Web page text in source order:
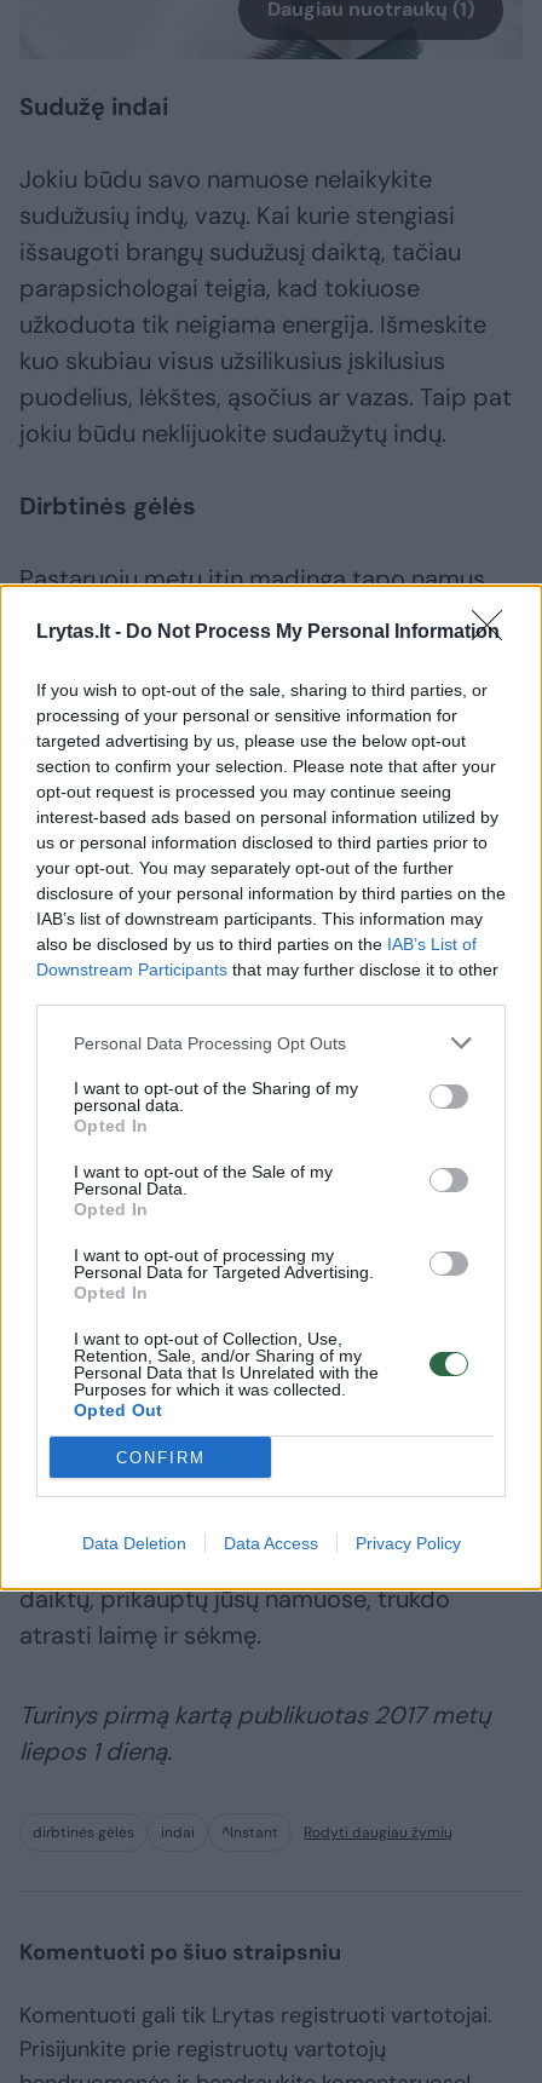
Lrytas.lt - Do Not Process My Personal Information
If you wish to opt-out of the sale, sharing to third parties, or
processing of your personal or sensitive information for
targeted advertising by us, please use the below opt-out
section to confirm your selection. Please note that after your
opt-out request is processed you may continue seeing
interest-based ads based on personal information utilized by
us or personal information disclosed to third parties prior to
your opt-out. You may separately opt-out of the further
disclosure of your personal information by third parties on the
IAB’s list of downstream participants. This information may
also be disclosed by us to third parties on the IAB’s List of
Downstream Participants that may further disclose it to other
Personal Data Processing Opt Outs
I want to opt-out of the Sharing of my
personal data.
Opted In
I want to opt-out of the Sale of my
Personal Data.
Opted In
I want to opt-out of processing my
Personal Data for Targeted Advertising.
Opted In
I want to opt-out of Collection, Use,
Retention, Sale, and/or Sharing of my
Personal Data that Is Unrelated with the
Purposes for which it was collected.
Opted Out
CONFIRM
Data Deletion Data Access Privacy Policy
Daugiau nuotraukų (1)
Sudužę indai
Jokiu būdu savo namuose nelaikykite
sudužusių indų, vazų. Kai kurie stengiasi
išsaugoti brangų sudužusį daiktą, tačiau
parapsichologai teigia, kad tokiuose
užkoduota tik neigiama energija. Išmeskite
kuo skubiau visus užsilikusius įskilusius
puodelius, lėkštes, ąsočius ar vazas. Taip pat
jokiu būdu neklijuokite sudaužytų indų.
Dirbtinės gėlės
Pastaruoju metu itin madinga tapo namus
puošti dirbtinėmis gėlėmis. Tai – didelė
klaida. Parapsichologai ir būrėjai įsitikinę, kad
namuose, kuriuose gausu dirbtinių gėlių,
niekada neliepsnos meilė ir aistra.
Susiję straipsniai
Niežti antakį? Tai daug
reikšmingiau, nei galvojate
jei
Nenaudojami daiktai
Visi mes turime spintelių, kuriose laikome
nenaudojamų daiktų – seni batai,
sutriušusios kojinės, nereikalingi puodeliai
arba žvakidės. Išmeskite arba atiduokite juos
kam nors tučtuojau. Daugybė nereikalingų
daiktų, prikauptų jūsų namuose, trukdo
atrasti laimę ir sėkmę.
Turinys pirmą kartą publikuotas 2017 metų
liepos 1 dieną.
dirbtinės gėlės indai ^Instant Rodyti daugiau žymių
Komentuoti po šiuo straipsniu
Komentuoti gali tik Lrytas registruoti vartotojai.
Prisijunkite prie registruotų vartotojų